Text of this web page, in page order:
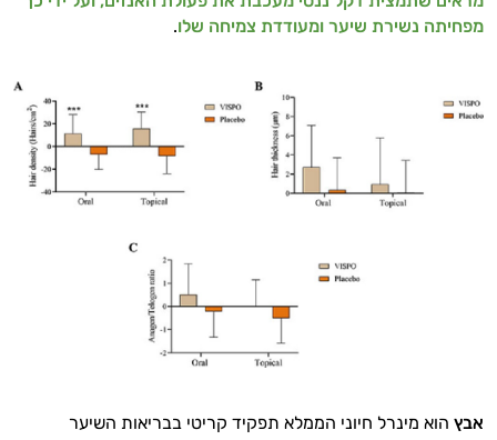
מפחיתה נשירת שיער ומעודדת צמיחה שלו.
אבץ הוא מינרל חיוני הממלא תפקיד קריטי בבריאות השיער
אני יועץ הבריאות האישי AI של טבע בריא.
וספרות מקצועית בתחומי הרפואה הטבעית